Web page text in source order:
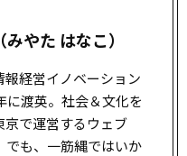
やた はなこ）
経営イノベーション
に渡英。社会＆文化を
で運営するウェブ
でも、一筋縄ではいか